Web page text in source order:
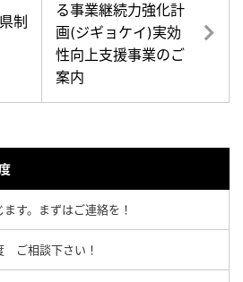
制
る事業継続力強化計
画(ジギョケイ)実効
性向上支援事業のご
案内
す。まずはご連絡を！
ご相談下さい！